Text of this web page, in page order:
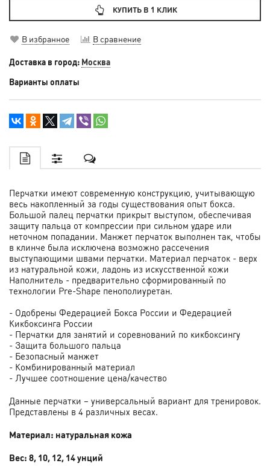
КУПИТЬ В 1 КЛИК
В избранное В сравнение
Доставка в город: Москва
Варианты оплаты
Перчатки имеют современную конструкцию, учитывающую
весь накопленный за годы существования опыт бокса.
Большой палец перчатки прикрыт выступом, обеспечивая
защиту пальца от компрессии при сильном ударе или
неточном попадании. Манжет перчаток выполнен так, чтобы
в клинче была исключена возможно рассечения
выступающими швами перчатки. Материал перчаток - верх
из натуральной кожи, ладонь из искусственной кожи
Наполнитель - предварительно сформированный по
технологии Pre-Shape пенополиуретан.
- Одобрены Федерацией Бокса России и Федерацией
Кикбоксинга России
- Перчатки для занятий и соревнований по кикбоксингу
- Защита большого пальца
- Безопасный манжет
- Комбинированный материал
- Лучшее соотношение цена/качество
Данные перчатки – универсальный вариант для тренировок.
Представлены в 4 различных весах.
Материал: натуральная кожа
Вес: 8, 10, 12, 14 унций